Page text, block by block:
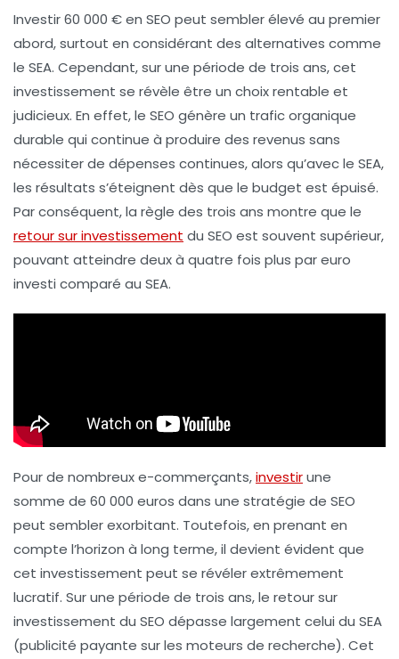
Investir60 000 € en SEO peut sembler élevé au premier
abord, surtout en considérant des alternatives comme
le SEA. Cependant, sur une période de trois ans, cet
investissement se révèle être un choixrentable et
judicieux. En effet, le SEO génère un trafic organique
durable qui continue à produire des revenus sans
nécessiter de dépenses continues, alors qu’avec le SEA,
les résultats s’éteignent dès que le budget est épuisé.
Par conséquent, la règle des trois ans montre que le
retour sur investissement du SEO est souvent supérieur,
pouvant atteindre deux à quatre fois plus par euro
investi comparé au SEA.
Pour de nombreux e-commerçants,investirune
somme de 60 000 euros dans une stratégie de SEO
peut sembler exorbitant. Toutefois, en prenant en
compte l’horizon à long terme, il devient évident que
cet investissement peut se révéler extrêmement
lucratif. Sur une période de trois ans, le retour sur
investissement du SEO dépasse largement celui du SEA
(publicité payante sur les moteurs de recherche). Cet